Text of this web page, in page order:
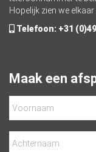
Hopelijk zien we elkaar
Telefoon: +31
Maak een